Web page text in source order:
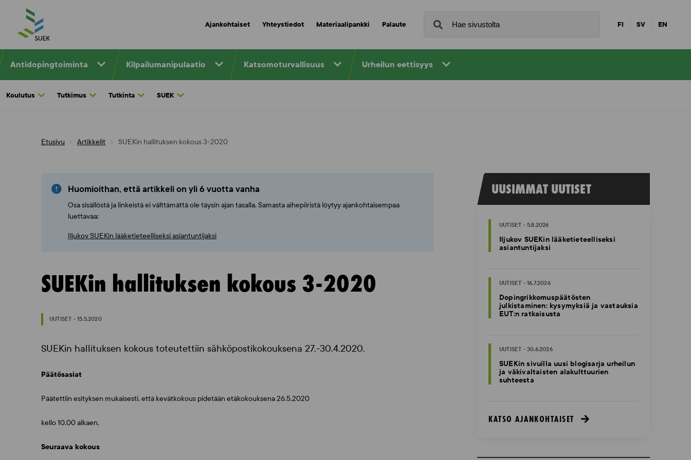
content
Ajankohtaiset Yhteystiedot Materiaalipankki Palaute FI SV EN
Antidopingtoiminta Kilpailumanipulaatio Katsomoturvallisuus Urheilun eettisyys
Koulutus Tutkimus Tutkinta SUEK
Etusivu Artikkelit SUEKin hallituksen kokous 3-2020
Huomioithan, että artikkeli on yli 6 vuotta vanha
Osa sisällöstä ja linkeistä ei välttämättä ole täysin ajan tasalla. Samasta aihepiiristä löytyy ajankohtaisempaa
luettavaa:
Iljukov SUEKin lääketieteelliseksi asiantuntijaksi
SUEKin hallituksen kokous 3-2020
UUTISET - 15.5.2020
SUEKin hallituksen kokous toteutettiin sähköpostikokouksena 27.-30.4.2020.
Päätösasiat
Päätettiin esityksen mukaisesti, että kevätkokous pidetään etäkokouksena 26.5.2020
kello 10.00 alkaen.
Seuraava kokous
UUSIMMAT UUTISET
UUTISET - 5.8.2026
Iljukov SUEKin lääketieteelliseksi
asiantuntijaksi
UUTISET - 16.7.2026
Dopingrikkomuspäätösten
julkistaminen: kysymyksiä ja vastauksia
EUT:n ratkaisusta
UUTISET - 30.6.2026
SUEKin sivuilla uusi blogisarja urheilun
ja väkivaltaisten alakulttuurien
suhteesta
KATSO AJANKOHTAISET